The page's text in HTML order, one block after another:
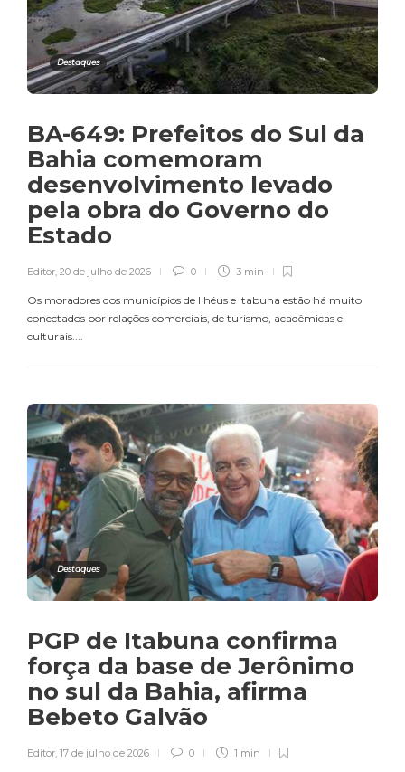
Destaques
BA-649: Prefeitos do Sul da
Bahia comemoram
desenvolvimento levado
pela obra do Governo do
Estado
Editor, 20 de julho de 2026 0 3 min
Os moradores dos municípios de Ilhéus e Itabuna estão há muito
conectados por relações comerciais, de turismo, acadêmicas e
culturais....
Destaques
PGP de Itabuna confirma
força da base de Jerônimo
no sul da Bahia, afirma
Bebeto Galvão
Editor, 17 de julho de 2026 0 1 min